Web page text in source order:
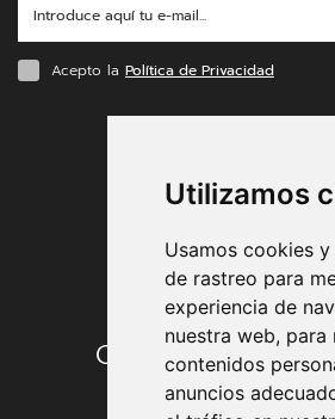
Utilizamos
Usamos cookies
de rastreo para
experiencia de
nuestra web,
contenidos
anuncios
Acepto la Política de Privacidad
Condiciones de